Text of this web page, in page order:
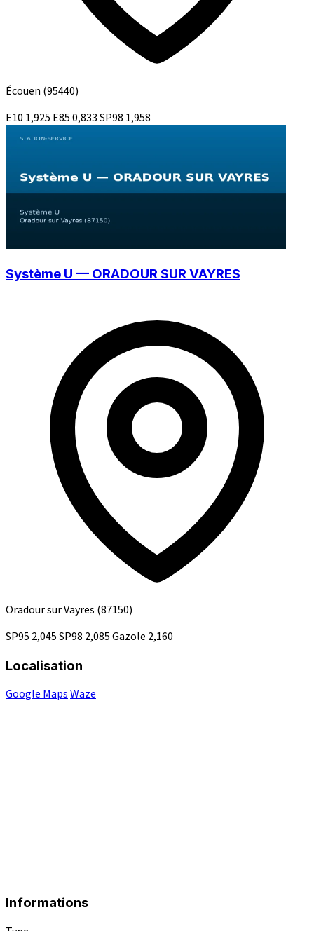
Écouen (95440)
E10 1,925 E850,833SP98 1,958
Système U — ORADOUR SUR VAYRES
Oradour sur Vayres (87150)
SP95 2,045SP98 2,085Gazole 2,160
Localisation
Google MapsWaze
Informations